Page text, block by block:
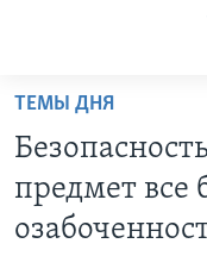
Перейти
основной
контент
ПерейтиАМЕРИКА
ПРОЕКТЫ
ТЕМЫ ДНЯ
предмет все